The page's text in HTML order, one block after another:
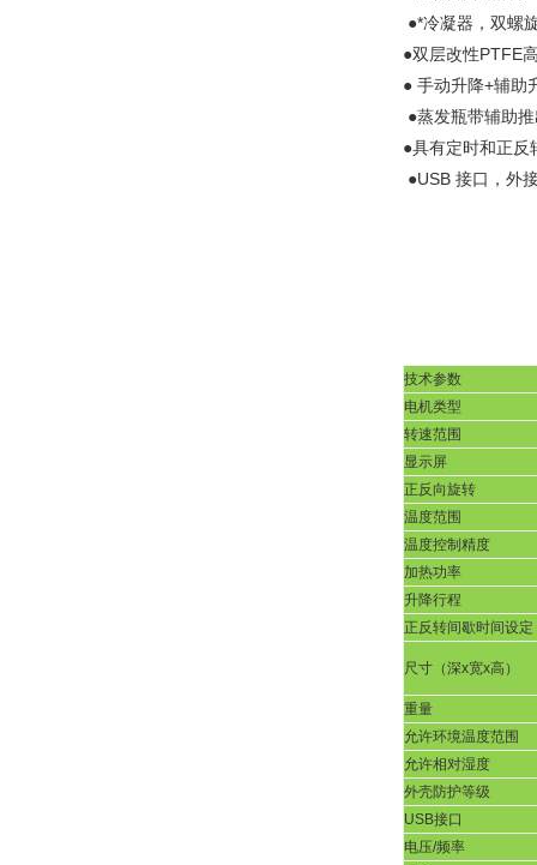
●*冷凝器，双螺
●双层改性PTFE
● 手动升降+辅助
●蒸发瓶带辅助
●具有定时和正反
●USB 接口，外
技术参数
电机类型
转速范围
显示屏
正反向旋转
温度范围
温度控制精度
加热功率
升降行程
正反转间歇时间设定
尺寸（深x宽x高）
重量
允许环境温度范围
允许相对湿度
外壳防护等级
USB接口
电压/频率